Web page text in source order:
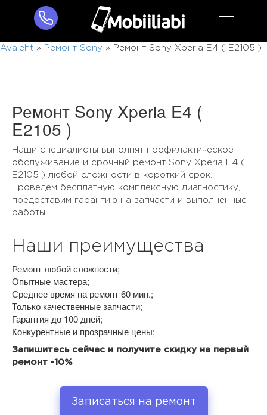
Avaleht » Ремонт Sony » Ремонт Sony Xperia E4 ( E2105 )
Ремонт Sony Xperia E4 (
E2105 )
Наши специалисты выполнят профилактическое
обслуживание и срочный ремонт Sony Xperia E4 (
E2105 ) любой сложности в короткий срок.
Проведем бесплатную комплексную диагностику,
предоставим гарантию на запчасти и выполненные
работы.
Наши преимущества
Ремонт любой сложности;
Опытные мастера;
Среднее время на ремонт 60 мин.;
Только качественные запчасти;
Гарантия до 100 дней;
Конкурентные и прозрачные цены;
Запишитесь сейчас и получите скидку на первый
ремонт -10%
Записаться на ремонт